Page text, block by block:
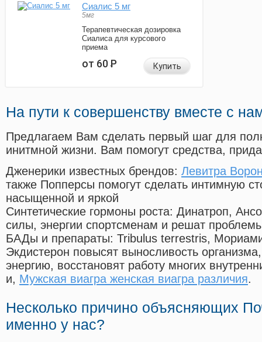
Сиалис 5 мг
5мг
Терапевтическая дозировка
Сиалиса для курсового
приема
от 60Р Купить
На пути к совершенству вместе с
Предлагаем Вам сделать первый шаг для
инитмной жизни. Вам помогут средства,
Дженерики известных брендов: Левитра
также Попперсы помогут сделать интимную
насыщенной и яркой
Синтетические гормоны роста: Динатроп,
силы, энергии спортсменам и решат
БАДы и препараты: Tribulus terrestris,
Экдистерон повысят выносливость
энергию, восстановят работу многих
и, Мужская виагра женская виагра различия.
Несколько причино объясняющих
именно у нас?